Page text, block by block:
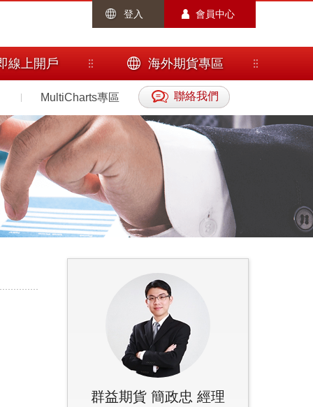
登入 會員中心
線上開戶 海外期貨專區
MultiCharts專區 聯絡我們
群益期貨 簡政忠 經理